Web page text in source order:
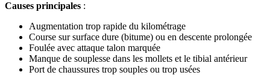
Causes principales :
Augmentation trop rapide du kilométrage
Course sur surface dure (bitume) ou en descente prolongée
Foulée avec attaque talon marquée
Manque de souplesse dans les mollets et le tibial antérieur
Port de chaussures trop souples ou trop usées